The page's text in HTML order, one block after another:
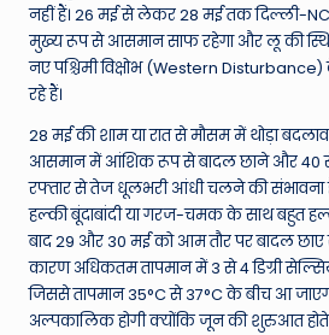
नहीं हैं। 26 मई से लेकर 28 मई तक दिल्ली-
मुख्य रूप से आसमान साफ रहेगा और लू की
नए पश्चिमी विक्षोभ (Western
रहे हैं।
28 मई की शाम या रात से मौसम में थोड़ा
आसमान में आंशिक रूप से बादल छाने और 40 से
रफ्तार से तेज धूलभरी आंधी चलने की संभावना
हल्की बूंदाबांदी या गरज-चमक के साथ बहुत
बाद 29 और 30 मई को आम तौर पर बादल छाए
कारण अधिकतम तापमान में 3 से 4 डिग्री
जिससे तापमान 35°C से 37°C के बीच आ
अल्पकालिक होगी क्योंकि जून की शुरुआत होते